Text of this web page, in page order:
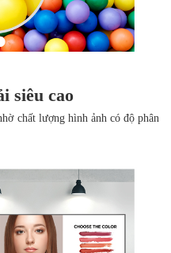
siêu cao
chất lượng hình ảnh có độ phân